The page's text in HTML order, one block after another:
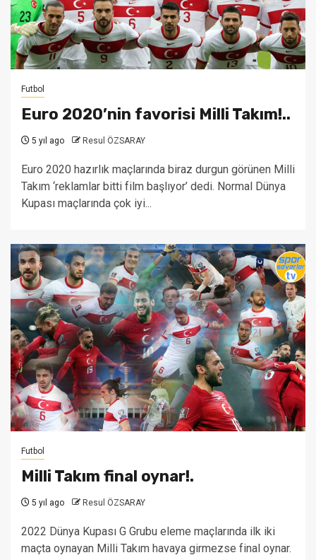
Futbol
Euro 2020’nin favorisi Milli Takım!..
5 yıl ago Resul ÖZSARAY
Euro 2020 hazırlık maçlarında biraz durgun görünen Milli
Takım ‘reklamlar bitti film başlıyor’ dedi. Normal Dünya
Kupası maçlarında çok iyi...
Futbol
Milli Takım final oynar!.
5 yıl ago Resul ÖZSARAY
2022 Dünya Kupası G Grubu eleme maçlarında ilk iki
maçta oynayan Milli Takım havaya girmezse final oynar.